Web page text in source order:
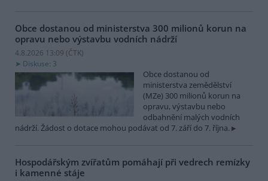
Obce dostanou od ministerstva 300 milionů korun na
opravu nebo výstavbu vodních nádrží
4.8.2026 13:09 (ČTK)
Diskuse: 3
Obce dostanou od
ministerstva zemědělství
(MZe) 300 milionů korun na
opravu, výstavbu nebo
odbahnění malých vodních
nádrží. Žádost o dotace mohou podávat od 7. září do 7. října.
Hospodářským zvířatům pomáhají při vedrech remízky
i kamenné stáje